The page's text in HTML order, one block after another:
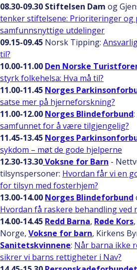
08.30-09.30 Stiftelsen Dam og
tenker stiftelsene: Prioriteringer og
samfunnsnyttige utdelinger
09.15-09.45 Norsk Tipping:
til?
10.00-11.00 Den Norske
styrk folkehelsa: Hva må til?
11.00-11.45 Norges
satse mer på hjerneforskning?
11.00-12.00 Norges Blindeforbund:
samfunnet for å være tilgjengelig?
11.45-13.45 Norges
sykdom – møt de gode hjelperne
12.30-13.30Voksne for Barn -
tilsynspersoner: Hvordan får vi en
for tilsyn med fosterhjem?
13.00-14.00 Norges Blindeforbund
Hvordan få raskere behandling ved
14.00-14.45 Redd Barna, Røde Kors
Norge, Voksne for barn, Kirkens
Sanitetskvinnene: Når barna ikke
sikrer vi barns rettigheter i Nav?